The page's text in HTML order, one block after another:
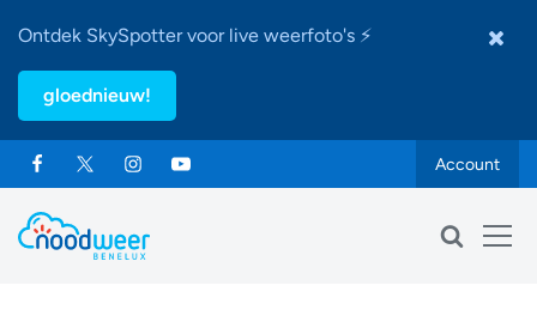
Ontdek SkySpotter voor live weerfoto's ⚡
gloednieuw!
Account